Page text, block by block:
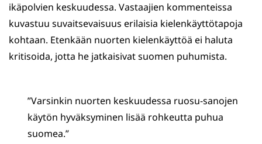
ikäpolvien keskuudessa. Vastaajien kommenteissa
kuvastuu suvaitsevaisuus erilaisia kielenkäyttötapoja
kohtaan. Etenkään nuorten kielenkäyttöä ei haluta
kritisoida, jotta he jatkaisivat suomen puhumista.
”Varsinkin nuorten keskuudessa ruosu-sanojen
käytön hyväksyminen lisää rohkeutta puhua
suomea.”